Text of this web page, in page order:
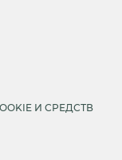
И СРЕДСТВ